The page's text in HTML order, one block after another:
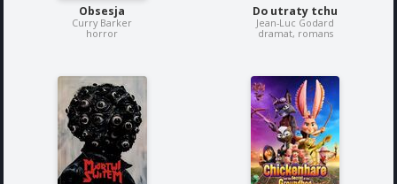
Obsesja
Curry Barker
horror
Do utraty tchu
Jean-Luc Godard
dramat, romans